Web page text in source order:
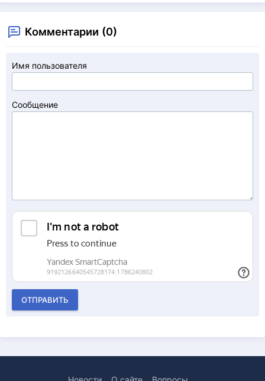
Комментарии (0)
Имя пользователя
Сообщение
ОТПРАВИТЬ